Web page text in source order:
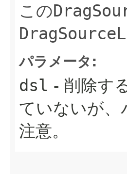
この
パラメータ:
dsl - 削除す
ていないが
注意。